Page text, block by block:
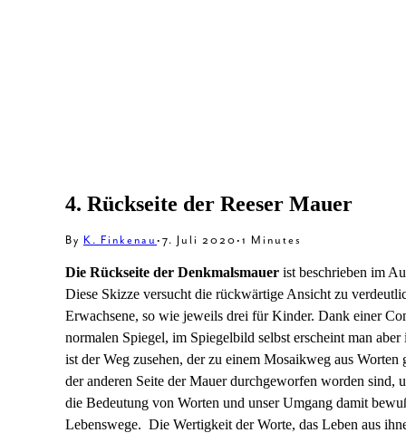
4. Rückseite der Reeser Mauer
By K. Finkenau•7. Juli 2020•1 Minutes
Die Rückseite der Denkmalsmauer ist beschrieben im
Diese Skizze versucht die rückwärtige Ansicht zu
Erwachsene, so wie jeweils drei für Kinder. Dank einer
normalen Spiegel, im Spiegelbild selbst erscheint man
ist der Weg zusehen, der zu einem Mosaikweg aus
der anderen Seite der Mauer durchgeworfen worden sind,
die Bedeutung von Worten und unser Umgang damit
Lebenswege. Die Wertigkeit der Worte, das Leben aus